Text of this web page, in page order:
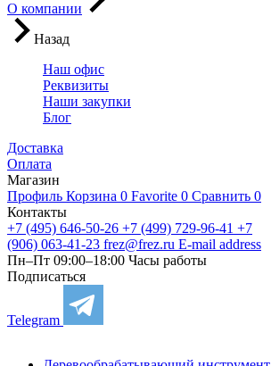
О компании
Назад
Наш офис
Реквизиты
Наши закупки
Блог
Доставка
Оплата
Магазин
Профиль Корзина 0 Favorite 0 Сравнить 0
Контакты
+7 (495) 646-50-26 +7 (499) 729-96-41 +7
(906) 063-41-23 frez@frez.ru E-mail address
Пн–Пт 09:00–18:00 Часы работы
Подписаться
Telegram